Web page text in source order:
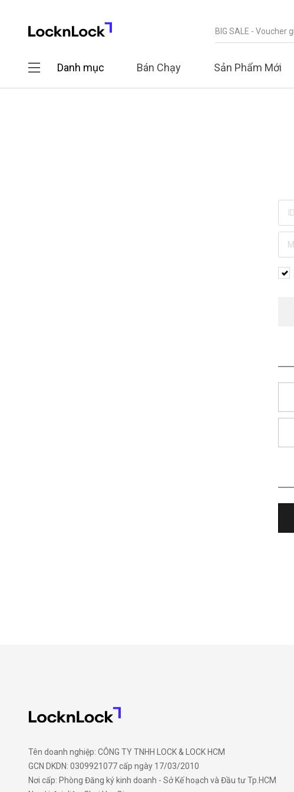
Danh mục Bán Chạy Sản Phẩm Mới
Tên doanh nghiệp: CÔNG TY TNHH LOCK & LOCK HCM
GCN DKDN: 0309921077 cấp ngày 17/03/2010
Nơi cấp: Phòng Đăng ký kinh doanh - Sở Kế hoạch và Đầu tư Tp.HCM